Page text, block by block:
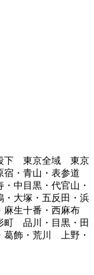
下 東京全域 東京
・青山・表参道
中目黒・代官山・
大塚・五反田・浜
生十番・西麻布
町 品川・目黒・田
飾・荒川 上野・